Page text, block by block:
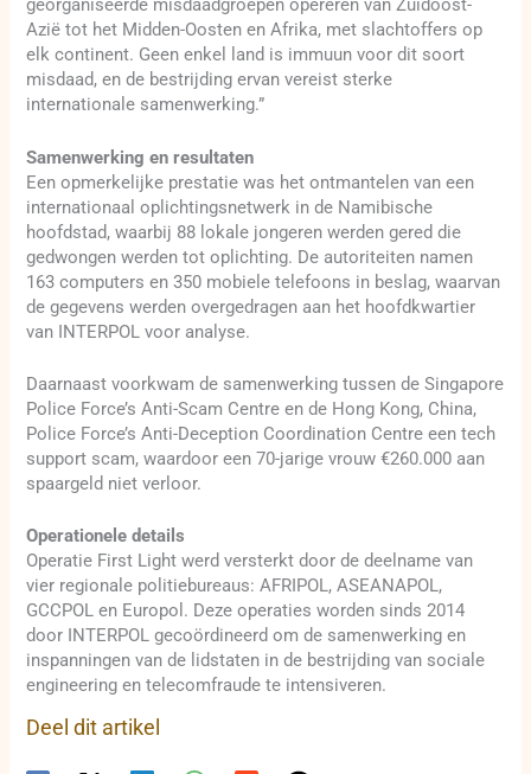
georganiseerde misdaadgroepen opereren van Zuidoost-
Azië tot het Midden-Oosten en Afrika, met slachtoffers op
elk continent. Geen enkel land is immuun voor dit soort
misdaad, en de bestrijding ervan vereist sterke
internationale samenwerking.”
Samenwerking en resultaten
Een opmerkelijke prestatie was het ontmantelen van een
internationaal oplichtingsnetwerk in de Namibische
hoofdstad, waarbij 88 lokale jongeren werden gered die
gedwongen werden tot oplichting. De autoriteiten namen
163 computers en 350 mobiele telefoons in beslag, waarvan
de gegevens werden overgedragen aan het hoofdkwartier
van INTERPOL voor analyse.
Daarnaast voorkwam de samenwerking tussen de Singapore
Police Force’s Anti-Scam Centre en de Hong Kong, China,
Police Force’s Anti-Deception Coordination Centre een tech
support scam, waardoor een 70-jarige vrouw €260.000 aan
spaargeld niet verloor.
Operationele details
Operatie First Light werd versterkt door de deelname van
vier regionale politiebureaus: AFRIPOL, ASEANAPOL,
GCCPOL en Europol. Deze operaties worden sinds 2014
door INTERPOL gecoördineerd om de samenwerking en
inspanningen van de lidstaten in de bestrijding van sociale
engineering en telecomfraude te intensiveren.
Deel dit artikel